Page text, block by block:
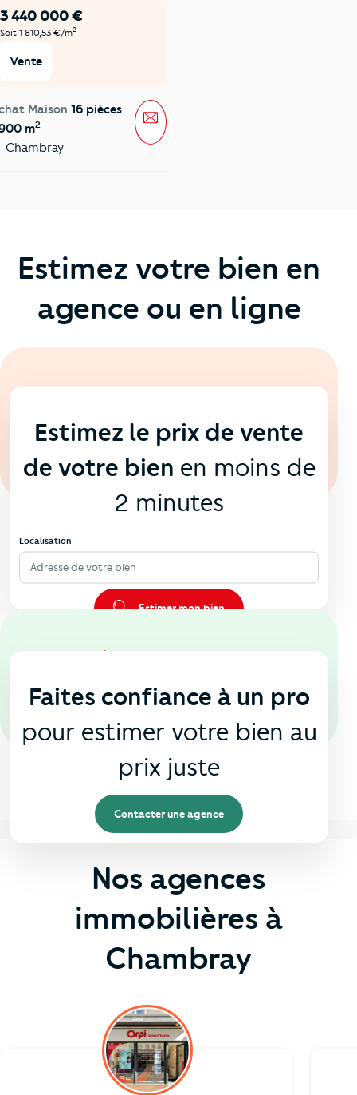
3 440 000 €
Soit 1 810,53 €/m2
Vente
Maison 16 pièces
m2
Chambray
Message
Estimez votre bien en
agence ou en ligne
Estimez le prix de vente
de votre bien en moins de
2 minutes
Localisation
Adresse de votre bien
Estimer mon bien
En agence
Faites confiance à un pro
pour estimer votre bien au
prix juste
Contacter une agence
Nos agences
immobilières à
Chambray